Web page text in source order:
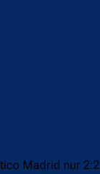
Madrid nur 2:2